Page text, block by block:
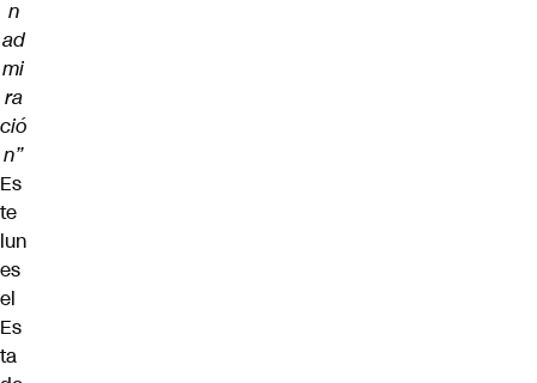
n
ad
mi
ra
ció
n”
Es
te
lun
es
el
Es
ta